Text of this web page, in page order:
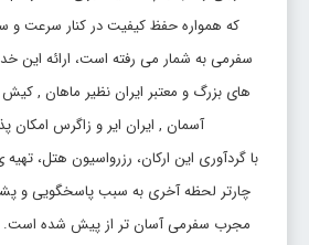
که همواره حفظ کیفیت در کنار سرعت و
سفرمی به شمار می رفته است، ارائه این
های بزرگ و معتبر ایران نظیر ماهان ,
آسمان , ایران ایر و زاگرس امکان
با گردآوری این ارکان، رزرواسیون هتل،
چارتر لحظه آخری به سبب پاسخگویی و
مجرب سفرمی آسان تر از پیش شده است.